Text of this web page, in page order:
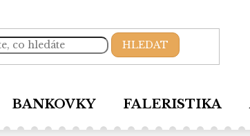
HLEDAT
BANKOVKY FALERISTIKA